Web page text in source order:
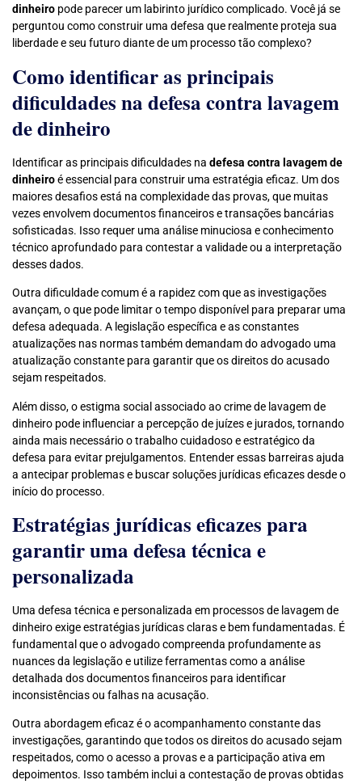
dinheiro pode parecer um labirinto jurídico complicado. Você já se
perguntou como construir uma defesa que realmente proteja sua
liberdade e seu futuro diante de um processo tão complexo?
Como identificar as principais
dificuldades na defesa contra lavagem
de dinheiro
Identificar as principais dificuldades na defesa contra lavagem de
dinheiroé essencial para construir uma estratégia eficaz. Um dos
maiores desafios está na complexidade das provas, que muitas
vezes envolvem documentos financeiros e transações bancárias
sofisticadas. Isso requer uma análise minuciosa e conhecimento
técnico aprofundado para contestar a validade ou a interpretação
desses dados.
Outra dificuldade comum é a rapidez com que as investigações
avançam, o que pode limitar o tempo disponível para preparar uma
defesa adequada. A legislação específica e as constantes
atualizações nas normas também demandam do advogado uma
atualização constante para garantir que os direitos do acusado
sejam respeitados.
Além disso, o estigma social associado ao crime de lavagem de
dinheiro pode influenciar a percepção de juízes e jurados, tornando
ainda mais necessário o trabalho cuidadoso e estratégico da
defesa para evitar prejulgamentos. Entender essas barreiras ajuda
a antecipar problemas e buscar soluções jurídicas eficazes desde o
início do processo.
Estratégias jurídicas eficazes para
garantir uma defesa técnica e
personalizada
Uma defesa técnica e personalizada em processos de lavagem de
dinheiro exige estratégias jurídicas claras e bem fundamentadas. É
fundamental que o advogado compreenda profundamente as
nuances da legislação e utilize ferramentas como a análise
detalhada dos documentos financeiros para identificar
inconsistências ou falhas na acusação.
Outra abordagem eficaz é o acompanhamento constante das
investigações, garantindo que todos os direitos do acusado sejam
respeitados, como o acesso a provas e a participação ativa em
depoimentos. Isso também inclui a contestação de provas obtidas